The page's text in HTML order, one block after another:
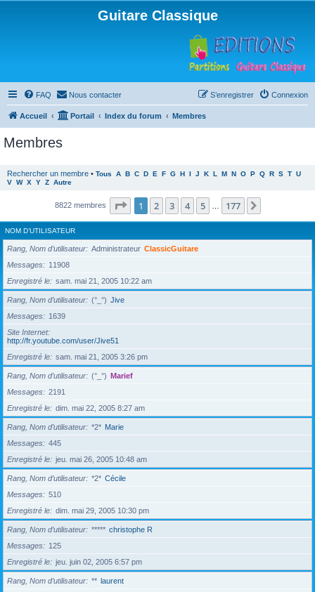
Guitare Classique
FAQ Nous contacter Connexion
S’enregistrer
Accueil Portail Index du forum Membres
Membres
Rechercher un membre • Tous A B C D E F G H I J K L M N O P Q R S T U
V W X Y Z Autre
8822 membres Page 1sur177
1 2 3 4 5 177
NOM D’UTILISATEUR
Rang, Nom d’utilisateur Administrateur ClassicGuitare
Messages
11908
Enregistré le
sam. mai 21, 2005 10:22 am
Rang, Nom d’utilisateur (°_°) Jive
Messages
1639
Site Internet
http://fr.youtube.com/user/Jive51
Enregistré le
sam. mai 21, 2005 3:26 pm
Rang, Nom d’utilisateur (°_°) Marief
Messages
2191
Enregistré le
dim. mai 22, 2005 8:27 am
Rang, Nom d’utilisateur *2* Marie
Messages
445
Enregistré le
jeu. mai 26, 2005 10:48 am
Rang, Nom d’utilisateur *2* Cécile
Messages
510
Enregistré le
dim. mai 29, 2005 10:30 pm
Rang, Nom d’utilisateur ***** christophe R
Messages
125
Enregistré le
jeu. juin 02, 2005 6:57 pm
Rang, Nom d’utilisateur ** laurent